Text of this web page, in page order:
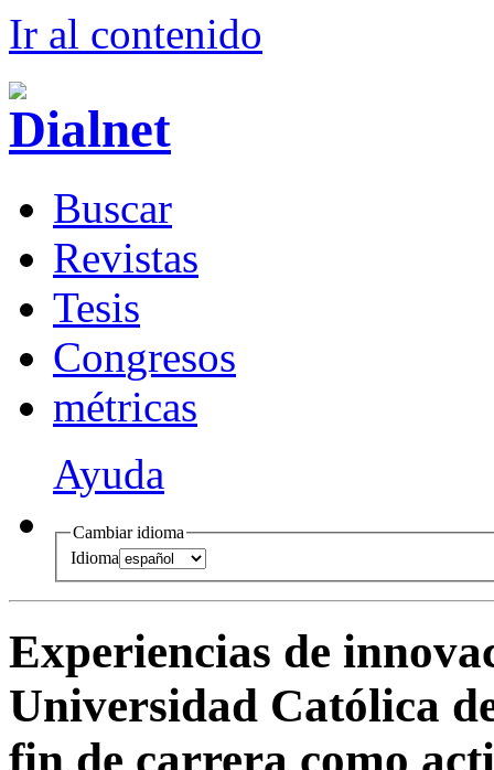
Ir al contenido
Buscar
Revistas
Tesis
Congresos
métricas
Ayuda
Cambiar idioma
Idioma
Experiencias de
Universidad Católica